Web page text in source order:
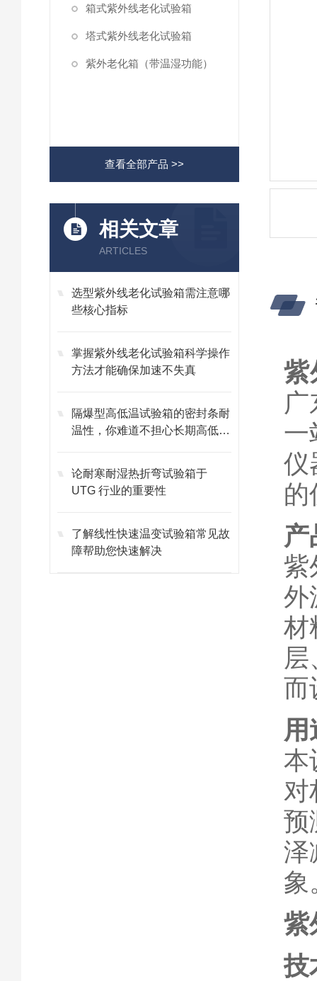
箱式紫外线老化试验箱
塔式紫外线老化试验箱
紫外老化箱（带温湿功能）
查看全部产品 >>
相关文章
ARTICLES
选型紫外线老化试验箱需注意哪
些核心指标
掌握紫外线老化试验箱科学操作
方法才能确保加速不失真
隔爆型高低温试验箱的密封条耐
温性，你难道不担心长期高低温
论耐寒耐湿热折弯试验箱于
UTG 行业的重要性
了解线性快速温变试验箱常见故
障帮助您快速解决
紫
一
仪
的
产
紫
外
材
而
用
本
对
预
泽
象
紫
技